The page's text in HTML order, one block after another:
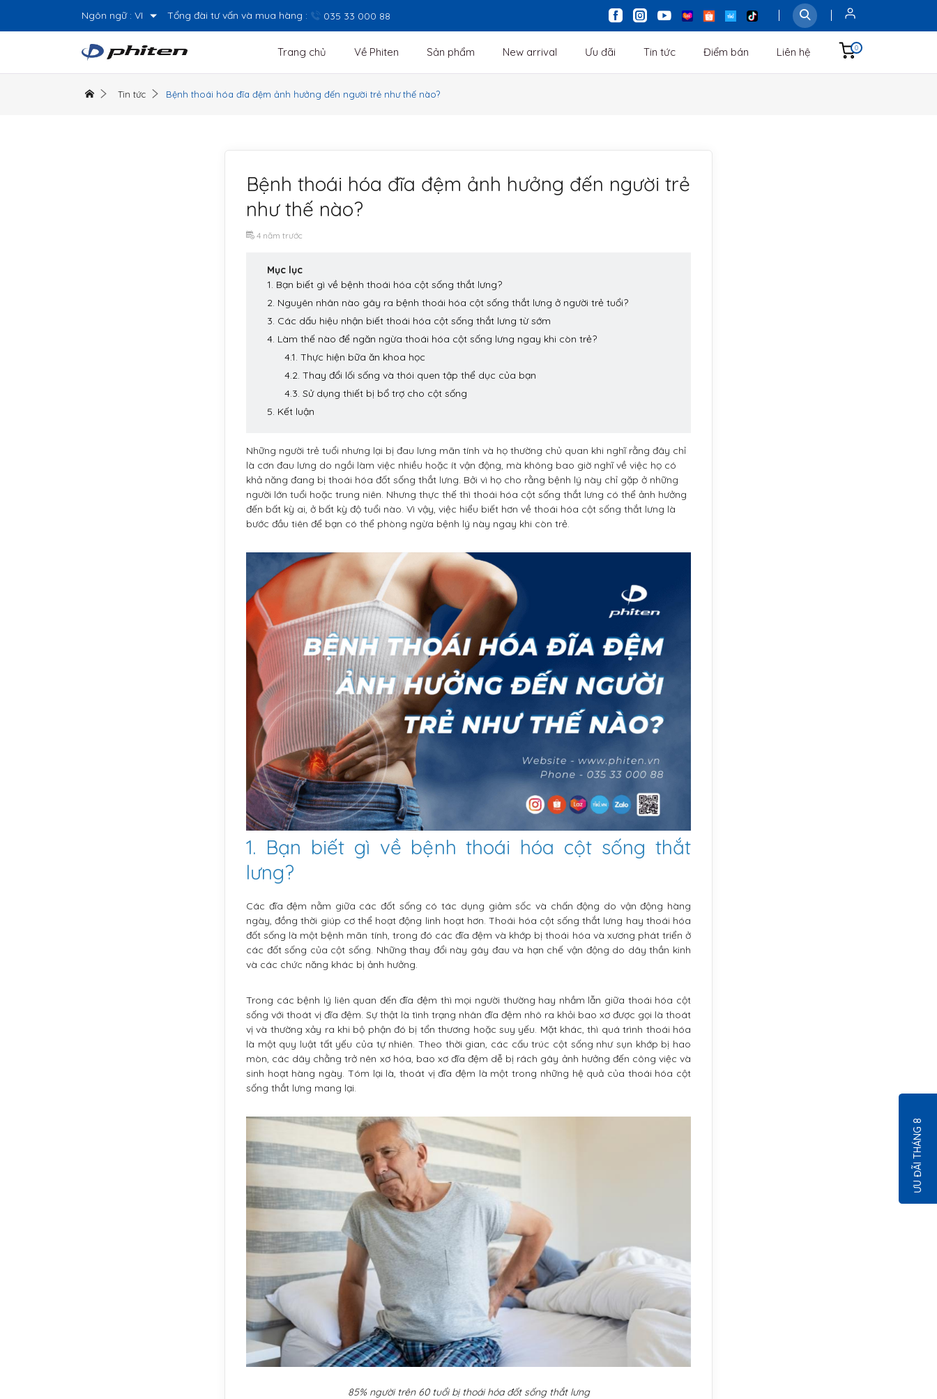
Ngôn ngữ : VI Tổng đài tư vấn và mua hàng : 035 33 000 88
Trang chủ Về Phiten Sản phẩm New arrival Ưu đãi Tin tức Điểm bán Liên hệ 0
Tin tức Bệnh thoái hóa đĩa đệm ảnh hưởng đến người trẻ như thế nào?
Bệnh thoái hóa đĩa đệm ảnh hưởng đến người trẻ
như thế nào?
4 năm trước
Mục lục
1. Bạn biết gì về bệnh thoái hóa cột sống thắt lưng?
2. Nguyên nhân nào gây ra bệnh thoái hóa cột sống thắt lưng ở người trẻ tuổi?
3. Các dấu hiệu nhận biết thoái hóa cột sống thắt lưng từ sớm
4. Làm thế nào để ngăn ngừa thoái hóa cột sống lưng ngay khi còn trẻ?
4.1. Thực hiện bữa ăn khoa học
4.2. Thay đổi lối sống và thói quen tập thể dục của bạn
4.3. Sử dụng thiết bị bổ trợ cho cột sống
5. Kết luận
Những người trẻ tuổi nhưng lại bị đau lưng mãn tính và họ thường chủ quan khi nghĩ rằng đây chỉ
là cơn đau lưng do ngồi làm việc nhiều hoặc ít vận động, mà không bao giờ nghĩ về việc họ có
khả năng đang bị thoái hóa đốt sống thắt lưng. Bởi vì họ cho rằng bệnh lý này chỉ gặp ở những
người lớn tuổi hoặc trung niên. Nhưng thực thế thì thoái hóa cột sống thắt lưng có thể ảnh hưởng
đến bất kỳ ai, ở bất kỳ độ tuổi nào. Vì vậy, việc hiểu biết hơn về thoái hóa cột sống thắt lưng là
bước đầu tiên để bạn có thể phòng ngừa bệnh lý này ngay khi còn trẻ.
1. Bạn biết gì về bệnh thoái hóa cột sống thắt
lưng?
Các đĩa đệm nằm giữa các đốt sống có tác dụng giảm sốc và chấn động do vận động hàng
ngày, đồng thời giúp cơ thể hoạt động linh hoạt hơn. Thoái hóa cột sống thắt lưng hay thoái hóa
đốt sống là một bệnh mãn tính, trong đó các đĩa đệm và khớp bị thoái hóa và xương phát triển ở
các đốt sống của cột sống. Những thay đổi này gây đau và hạn chế vận động do dây thần kinh
và các chức năng khác bị ảnh hưởng.
Trong các bệnh lý liên quan đến đĩa đệm thì mọi người thường hay nhầm lẫn giữa thoái hóa cột
sống với thoát vị đĩa đệm. Sự thật là tình trạng nhân đĩa đệm nhô ra khỏi bao xơ được gọi là thoát
vị và thường xảy ra khi bộ phận đó bị tổn thương hoặc suy yếu. Mặt khác, thì quá trình thoái hóa
là một quy luật tất yếu của tự nhiên. Theo thời gian, các cấu trúc cột sống như sụn khớp bị hao
mòn, các dây chằng trở nên xơ hóa, bao xơ đĩa đệm dễ bị rách gây ảnh hưởng đến công việc và
sinh hoạt hàng ngày. Tóm lại là, thoát vị đĩa đệm là một trong những hệ quả của thoái hóa cột
sống thắt lưng mang lại.
85% người trên 60 tuổi bị thoái hóa đốt sống thắt lưng
ƯU ĐÃI THÁNG 8